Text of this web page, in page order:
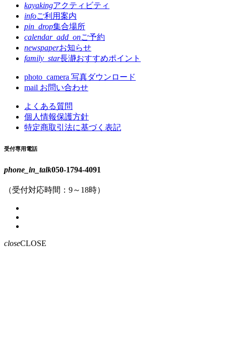
kayakingアクティビティ
infoご利用案内
pin_drop集合場所
calendar_add_onご予約
newspaperお知らせ
family_star長瀞おすすめポイント
photo_camera 写真ダウンロード
mail お問い合わせ
よくある質問
個人情報保護方針
特定商取引法に基づく表記
受付専用電話
phone_in_talk050-1794-4091
（受付対応時間：9～18時）
closeCLOSE